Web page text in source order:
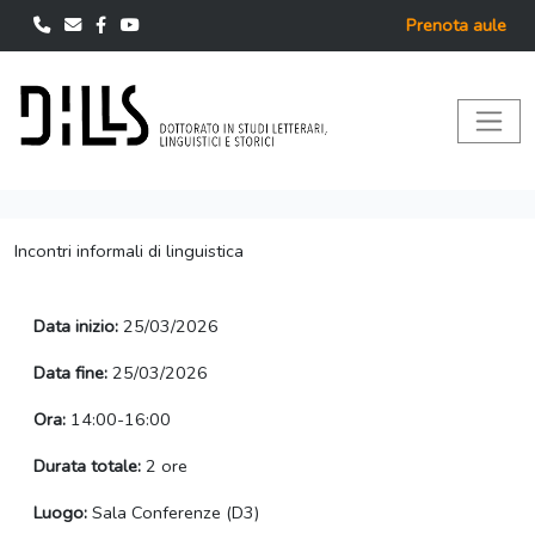
Prenota aule
Incontri informali di linguistica
Data inizio: 25/03/2026
Data fine: 25/03/2026
Ora: 14:00-16:00
Durata totale: 2 ore
Luogo: Sala Conferenze (D3)